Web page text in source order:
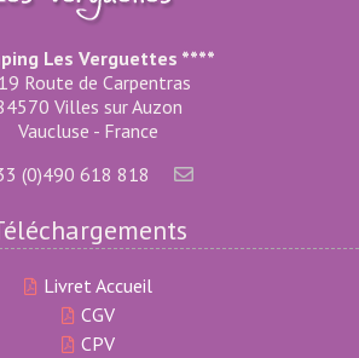
Les Verguettes ****
Route de Carpentras
Villes sur Auzon
Vaucluse - France
(0)490 618 818
Livret Accueil
CGV
CPV